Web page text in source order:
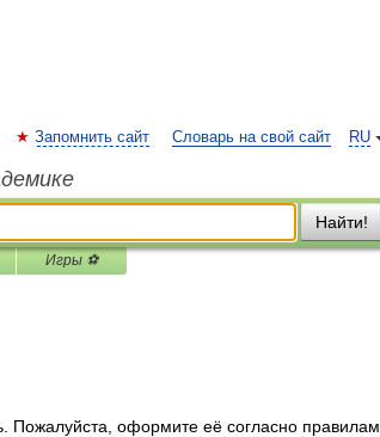
RU
Запомнить сайт Словарь на свой сайт
Найти!
Игры ⚽
Пожалуйста, оформите её согласно правилам